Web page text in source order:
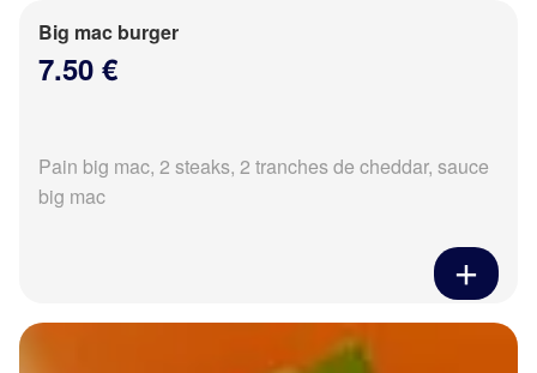
Big mac burger
7.50 €
Pain big mac, 2 steaks, 2 tranches de cheddar, sauce
big mac